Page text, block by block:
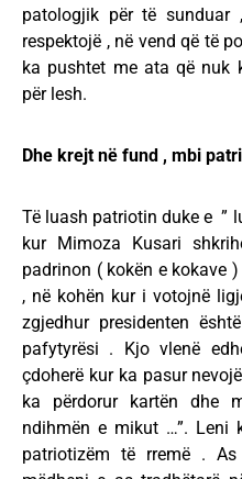
patologjik për të
respektojë , në vend që të
ka pushtet me ata që nuk
për lesh.
Dhe krejt në fund , mbi
Të luash patriotin duke e ”
kur Mimoza Kusari
padrinon ( kokën e kokave
, në kohën kur i votojnë
zgjedhur presidenten
pafytyrësi . Kjo vlenë
çdoherë kur ka pasur
ka përdorur kartën dhe
ndihmën e mikut …”. Leni
patriotizëm të rremë .